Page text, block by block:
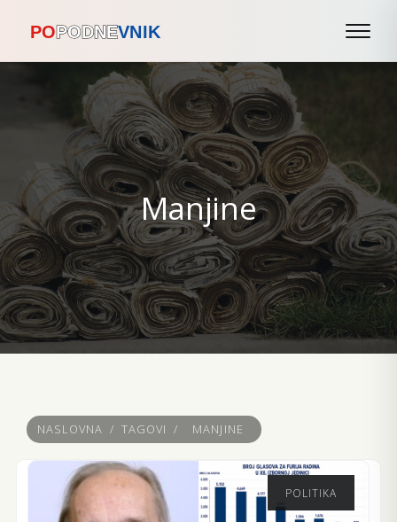
Manjine
NASLOVNA / TAGOVI / MANJINE
POLITIKA